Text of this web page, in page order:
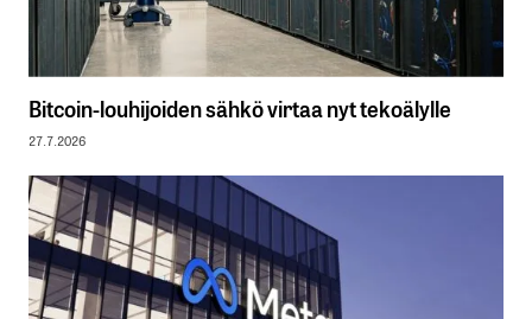
Bitcoin-louhijoiden sähkö virtaa nyt tekoälylle
27.7.2026